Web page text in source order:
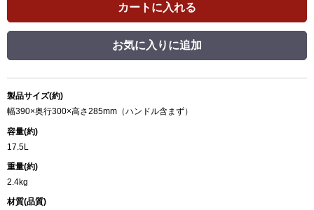
カートに入れる
お気に入りに追加
製品サイズ(約)
幅390×奥行300×高さ285mm（ハンドル含まず）
容量(約)
17.5L
重量(約)
2.4kg
材質(品質)